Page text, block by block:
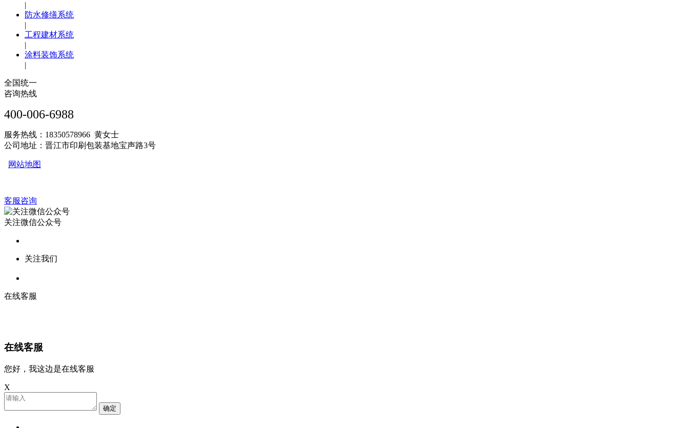
|
防水修缮系统
|
工程建材系统
|
涂料装饰系统
|
全国统一
咨询热线
400-006-6988
服务热线：18350578966 黄女士
公司地址：晋江市印刷包装基地宝声路3号
网站地图
客服咨询
关注微信公众号
关注我们
在线客服
在线客服
您好，我这边是在线客服
X
确定